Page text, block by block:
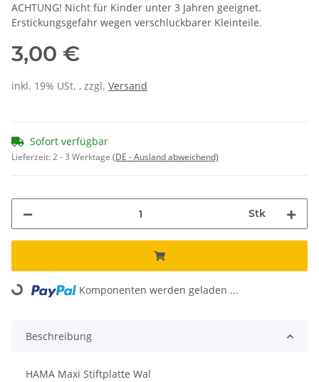
ACHTUNG! Nicht für Kinder unter 3 Jahren geeignet.
Erstickungsgefahr wegen verschluckbarer Kleinteile.
3,00 €
inkl. 19% USt. , zzgl. Versand
Sofort verfügbar
Lieferzeit:2 - 3 Werktage (DE - Ausland abweichend)
Stk
Loading... Komponenten werden geladen ...
Beschreibung
HAMA Maxi Stiftplatte Wal